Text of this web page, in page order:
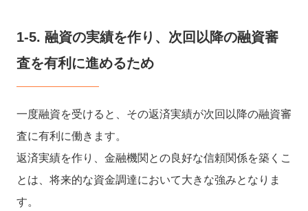
1-5. 融資の実績を作り、次回以降の融資審
査を有利に進めるため
一度融資を受けると、その返済実績が次回以降の融資審
査に有利に働きます。
返済実績を作り、金融機関との良好な信頼関係を築くこ
とは、将来的な資金調達において大きな強みとなりま
す。